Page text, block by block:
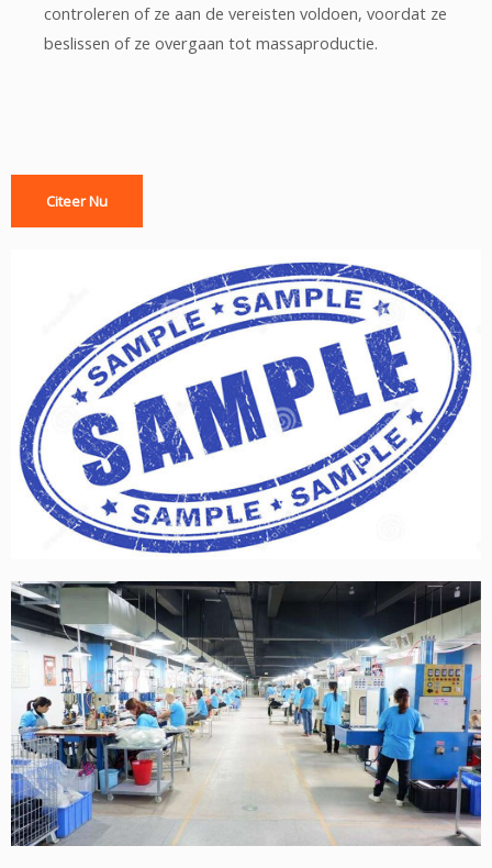
controleren of ze aan de vereisten voldoen, voordat ze
beslissen of ze overgaan tot massaproductie.
Citeer Nu